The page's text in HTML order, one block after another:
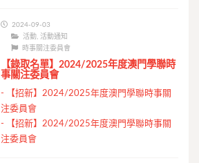
2024-09-03
活動 ,活動通知
時事關注委員會
【錄取名單】2024/2025年度澳門學聯時
事關注委員會
-
【招新】2024/2025年度澳門學聯時事關
注委員會
-
【招新】2024/2025年度澳門學聯時事關
注委員會